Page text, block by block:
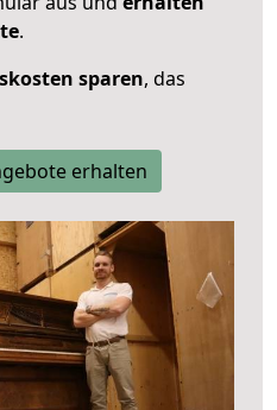
.
sparen, das
erhalten